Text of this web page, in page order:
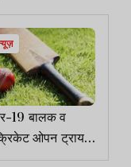
19 बालक व
ओपन ट्रायल